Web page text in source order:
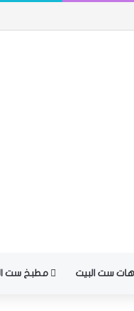
ست البيت مطبخ ست